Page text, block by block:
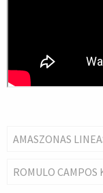
AMASZONAS
ROMULO CAMPOS